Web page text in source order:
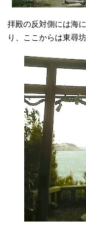
拝殿の反対側には海
り、ここからは東尋